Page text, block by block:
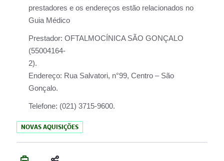
prestadores e os endereços estão relacionados no
Guia Médico
Prestador: OFTALMOCÍNICA SÃO GONÇALO
(55004164-
2).
Endereço: Rua Salvatori, n°99, Centro – São
Gonçalo.
Telefone: (021) 3715-9600.
NOVAS AQUISIÇÕES